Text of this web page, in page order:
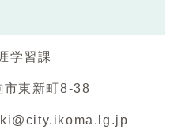
学習課
東新町8-38